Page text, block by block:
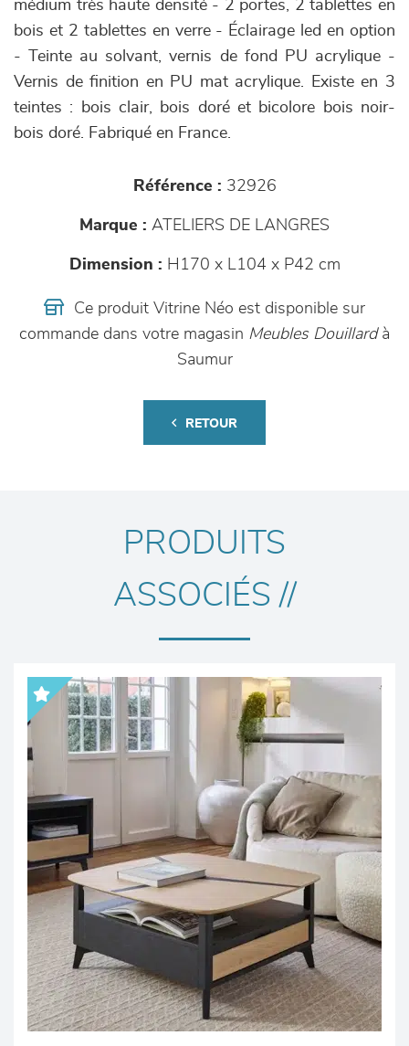
médium très haute densité - 2 portes, 2 tablettes en
bois et 2 tablettes en verre - Éclairage led en option
- Teinte au solvant, vernis de fond PU acrylique -
Vernis de finition en PU mat acrylique. Existe en 3
teintes : bois clair, bois doré et bicolore bois noir-
bois doré. Fabriqué en France.
Référence : 32926
Marque : ATELIERS DE LANGRES
Dimension : H170 x L104 x P42 cm
Ce produit Vitrine Néo est disponible sur
commande dans votre magasin Meubles Douillardà
Saumur
RETOUR
PRODUITS
ASSOCIÉS //